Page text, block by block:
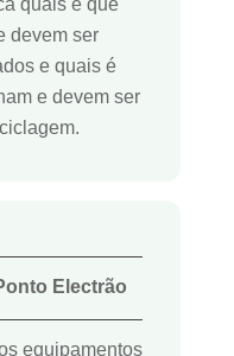
quais é que
devem ser
e quais é
e devem ser
Electrão
equipamentos